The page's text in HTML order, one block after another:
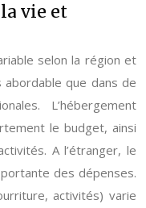
vie et
selon la région et
que dans de
L’hébergement
le budget, ainsi
A l’étranger, le
des dépenses.
activités) varie